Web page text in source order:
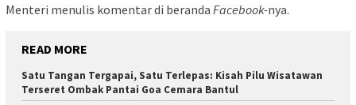
Menteri menulis komentar di beranda Facebook-nya.
READ MORE
Satu Tangan Tergapai, Satu Terlepas: Kisah Pilu Wisatawan
Terseret Ombak Pantai Goa Cemara Bantul